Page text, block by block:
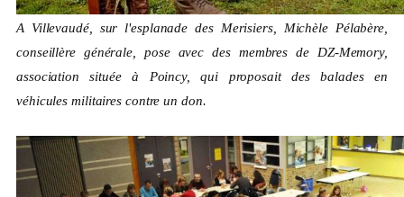
A Villevaudé, sur l'esplanade des Merisiers, Michèle Pélabère,
conseillère générale, pose avec des membres de DZ-Memory,
association située à Poincy, qui proposait des balades en
véhicules militaires contre un don.